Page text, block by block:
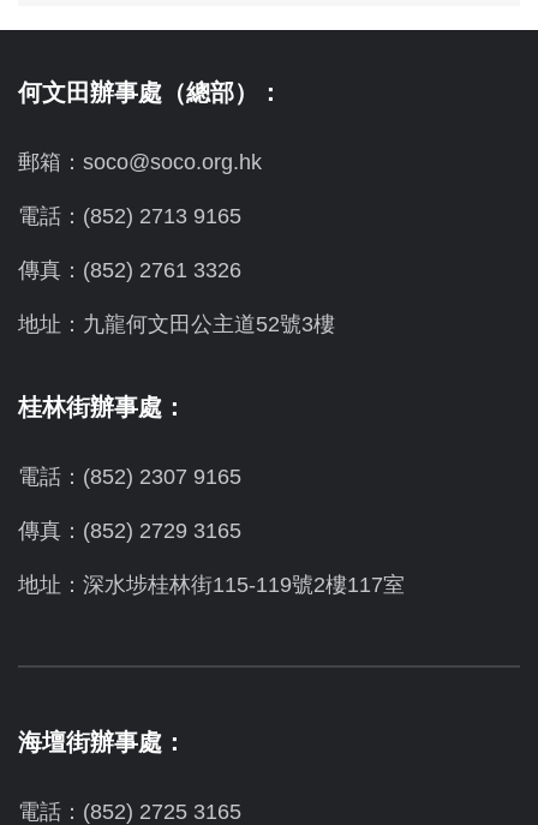
何文田辦事處（總部）：
郵箱：soco@soco.org.hk
電話：(852) 2713 9165
傳真：(852) 2761 3326
地址：九龍何文田公主道52號3樓
桂林街辦事處：
電話：(852) 2307 9165
傳真：(852) 2729 3165
地址：深水埗桂林街115-119號2樓117室
海壇街辦事處：
電話：(852) 2725 3165